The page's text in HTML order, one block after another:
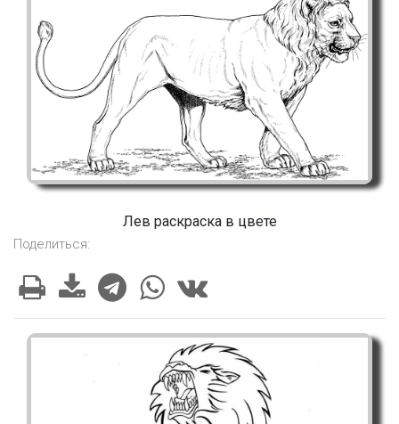
Лев раскраска в цвете
Поделиться: